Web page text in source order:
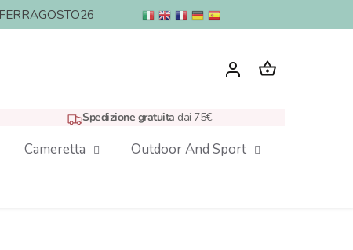
Spedizione gratuita dai 75€
Cameretta Outdoor And Sport